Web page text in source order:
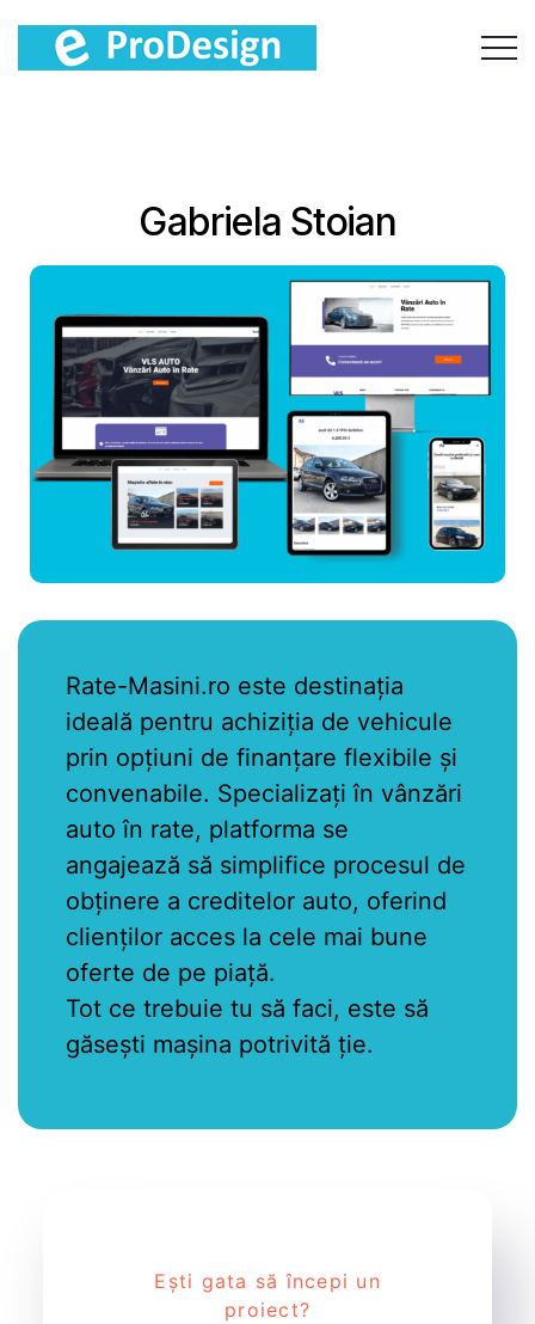
Gabriela Stoian
Rate-Masini.ro este destinația
ideală pentru achiziția de vehicule
prin opțiuni de finanțare flexibile și
convenabile. Specializați în vânzări
auto în rate, platforma se
angajează să simplifice procesul de
obținere a creditelor auto, oferind
clienților acces la cele mai bune
oferte de pe piață.
Tot ce trebuie tu să faci, este să
găsești mașina potrivită ție.
Ești gata să începi un
proiect?